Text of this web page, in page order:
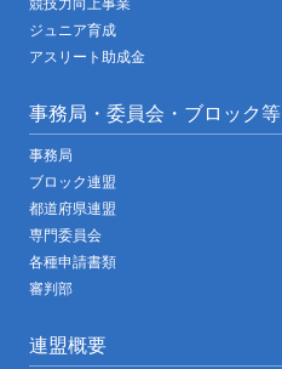
ジュニア育成
アスリート助成金
事務局・委員会・ブロック等
事務局
ブロック連盟
都道府県連盟
専門委員会
各種申請書類
審判部
連盟概要